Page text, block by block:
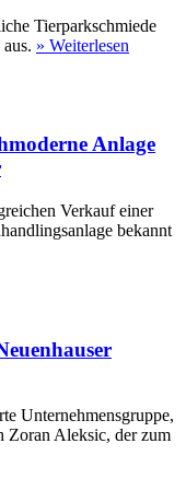
Tierparkschmiede
» Weiterlesen
Anlage
Verkauf einer
bekannt
Unternehmensgruppe,
Zoran Aleksic, der zum